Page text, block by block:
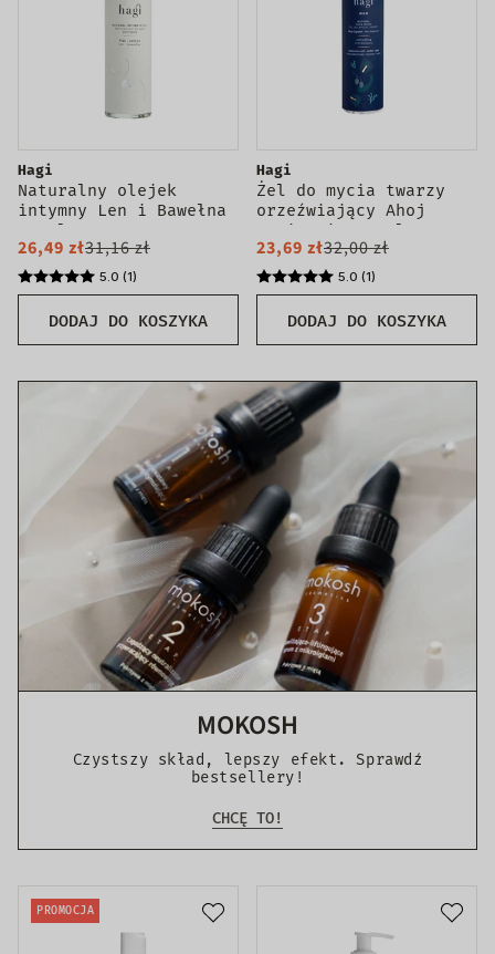
DODAJ DO KOSZYKA
Hagi
Naturalny olejek
intymny Len i Bawełna
100ml
26,49 zł31,16 zł
5.0 (1)
DODAJ DO KOSZYKA
Hagi
Żel do mycia twarzy
orzeźwiający Ahoj
Kapitanie 200ml
23,69 zł32,00 zł
5.0 (1)
MOKOSH
Czystszy skład, lepszy efekt. Sprawdź
bestsellery!
CHCĘ TO!
PROMOCJA